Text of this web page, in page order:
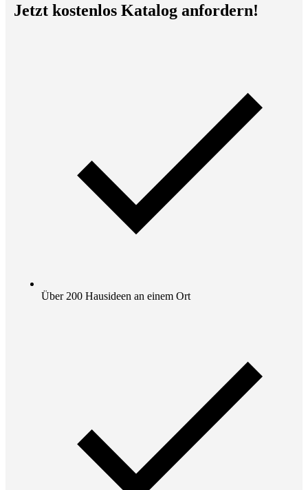
Jetzt kostenlos Katalog anfordern!
Über 200 Hausideen an einem Ort